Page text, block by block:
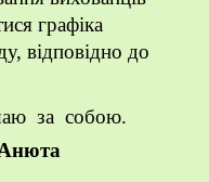
графіка
відповідно до
за собою.